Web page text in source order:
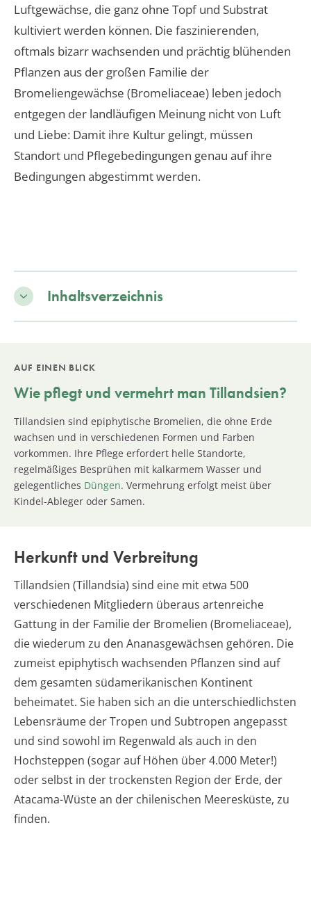
Luftgewächse, die ganz ohne Topf und Substrat
kultiviert werden können. Die faszinierenden,
oftmals bizarr wachsenden und prächtig blühenden
Pflanzen aus der großen Familie der
Bromeliengewächse (Bromeliaceae) leben jedoch
entgegen der landläufigen Meinung nicht von Luft
und Liebe: Damit ihre Kultur gelingt, müssen
Standort und Pflegebedingungen genau auf ihre
Bedingungen abgestimmt werden.
Inhaltsverzeichnis
AUF EINEN BLICK
Wie pflegt und vermehrt man Tillandsien?
Tillandsien sind epiphytische Bromelien, die ohne Erde
wachsen und in verschiedenen Formen und Farben
vorkommen. Ihre Pflege erfordert helle Standorte,
regelmäßiges Besprühen mit kalkarmem Wasser und
gelegentliches Düngen. Vermehrung erfolgt meist über
Kindel-Ableger oder Samen.
Herkunft und Verbreitung
Tillandsien (Tillandsia) sind eine mit etwa 500
verschiedenen Mitgliedern überaus artenreiche
Gattung in der Familie der Bromelien (Bromeliaceae),
die wiederum zu den Ananasgewächsen gehören. Die
zumeist epiphytisch wachsenden Pflanzen sind auf
dem gesamten südamerikanischen Kontinent
beheimatet. Sie haben sich an die unterschiedlichsten
Lebensräume der Tropen und Subtropen angepasst
und sind sowohl im Regenwald als auch in den
Hochsteppen (sogar auf Höhen über 4.000 Meter!)
oder selbst in der trockensten Region der Erde, der
Atacama-Wüste an der chilenischen Meeresküste, zu
finden.